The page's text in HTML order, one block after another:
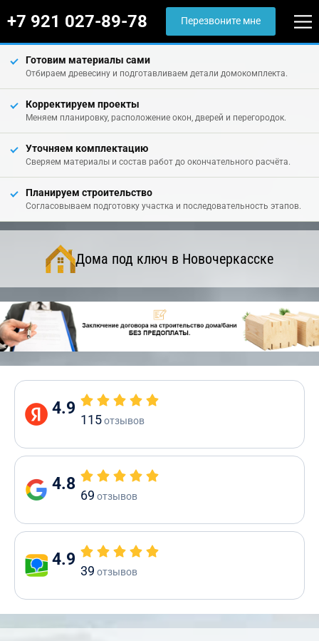
+7 921 027-89-78 Перезвоните мне
Готовим материалы сами
Отбираем древесину и подготавливаем детали домокомплекта.
Корректируем проекты
Меняем планировку, расположение окон, дверей и перегородок.
Уточняем комплектацию
Сверяем материалы и состав работ до окончательного расчёта.
Планируем строительство
Согласовываем подготовку участка и последовательность этапов.
Дома под ключ в Новочеркасске
4.9
115отзывов
4.8
69 отзывов
4.9
39 отзывов